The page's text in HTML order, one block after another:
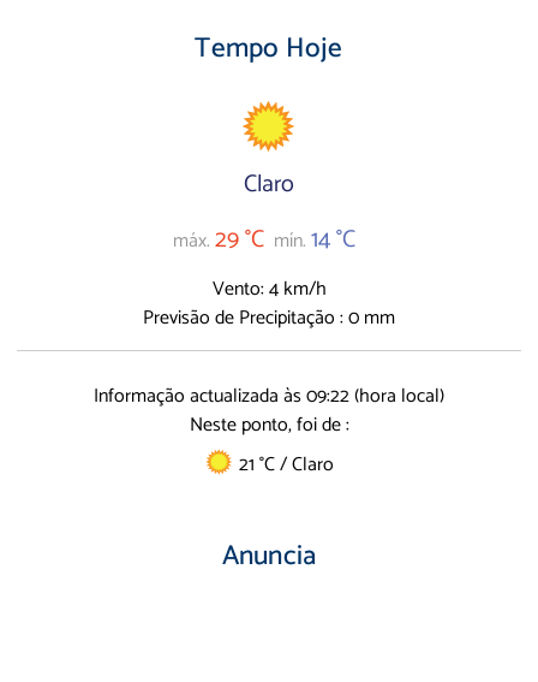
Tempo Hoje
Claro
máx.29 °C mín.14 °C
Vento: 4 km/h
Previsão de Precipitação : 0 mm
Informação actualizada às 09:22 (hora local)
Neste ponto, foi de :
21 °C / Claro
Anuncia